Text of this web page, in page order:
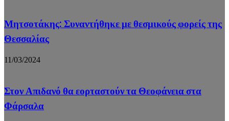
Μητσοτάκης: Συναντήθηκε με θεσμικούς φορείς της
Θεσσαλίας
11/03/2024
Στον Απιδανό θα εορταστούν τα Θεοφάνεια στα
Φάρσαλα